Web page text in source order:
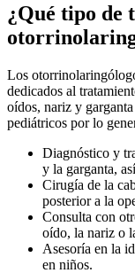
¿Qué tipo de
Los
dedicados al
oídos, nariz y
pediátricos por lo
Diagnóstico y
y la garganta,
Cirugía de la
posterior a la
Consulta con
oído, la nariz o
Asesoría en la
en niños.